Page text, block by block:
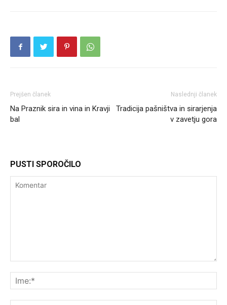
Prejšen članek
Na Praznik sira in vina in Kravji
bal
Naslednji članek
Tradicija pašništva in sirarjenja
v zavetju gora
PUSTI SPOROČILO